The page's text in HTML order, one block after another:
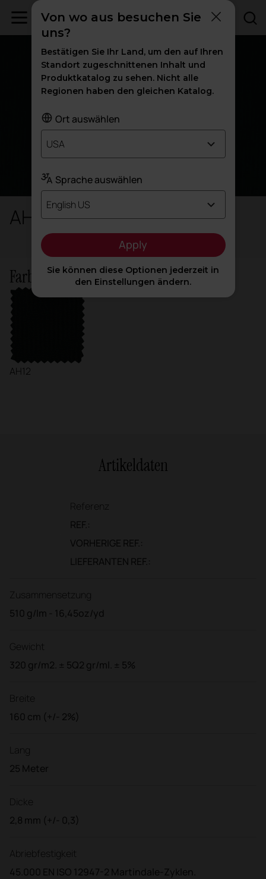
AH / H - Harlequin
Farbvarianten auf Lager
AH12
Artikeldaten
Referenz
REF.:
VORHERIGE REF.:
LIEFERANTEN REF.:
Zusammensetzung
510 g/lm - 16,45oz/yd
Gewicht
320 gr/m2. ± 5Q2 gr/ml. ± 5%
Breite
160 cm (+/- 2%)
Lang
25 Meter
Dicke
2,8 mm (+/- 0,3)
Abriebfestigkeit
45.000 EN ISO 12947-2 Martindale-Zyklen.
Von wo aus besuchen Sie
uns?
Bestätigen Sie Ihr Land, um den auf Ihren
Standort zugeschnittenen Inhalt und
Produktkatalog zu sehen. Nicht alle
Regionen haben den gleichen Katalog.
Ort auswählen
USA
Sprache auswählen
English US
Apply
Sie können diese Optionen jederzeit in
den Einstellungen ändern.